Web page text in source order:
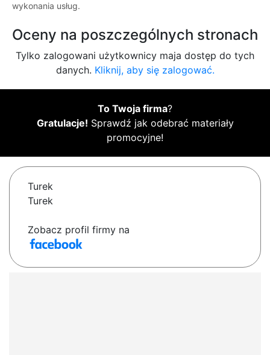
wykonania usług.
Oceny na poszczególnych stronach
Tylko zalogowani użytkownicy maja dostęp do tych
danych. Kliknij, aby się zalogować.
To Twoja firma?
Gratulacje! Sprawdź jak odebrać materiały
promocyjne!
Turek
Turek
Zobacz profil firmy na